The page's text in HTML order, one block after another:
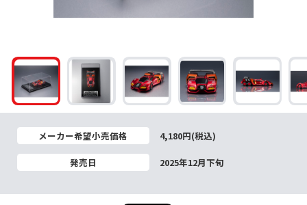
メーカー希望小売価格 4,180円(税込)
発売日 2025年12月下旬